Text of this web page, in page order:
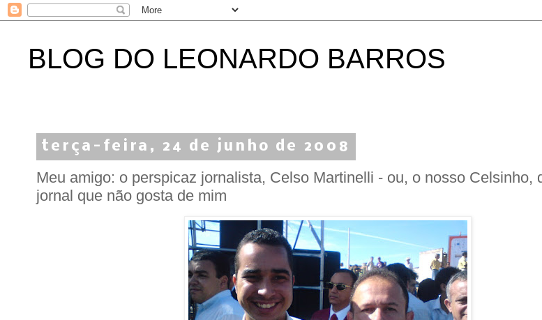
BLOG DO LEONARDO BARROS
terça-feira, 24 de junho de 2008
Meu amigo: o perspicaz jornalista, Celso Martinelli - ou, o nosso Celsinho,
jornal que não gosta de mim